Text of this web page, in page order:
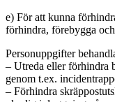
e) För att kunna
förhindra, förebygga
Personuppgifter
– Utreda eller förhindra
genom t.ex.
– Förhindra